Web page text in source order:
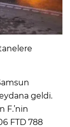
geldi.
F.’nin
FTD 788